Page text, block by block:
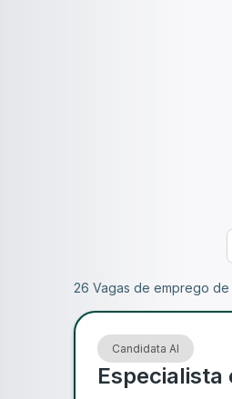
26 Vagas de emprego
Candidata AI
Especialista